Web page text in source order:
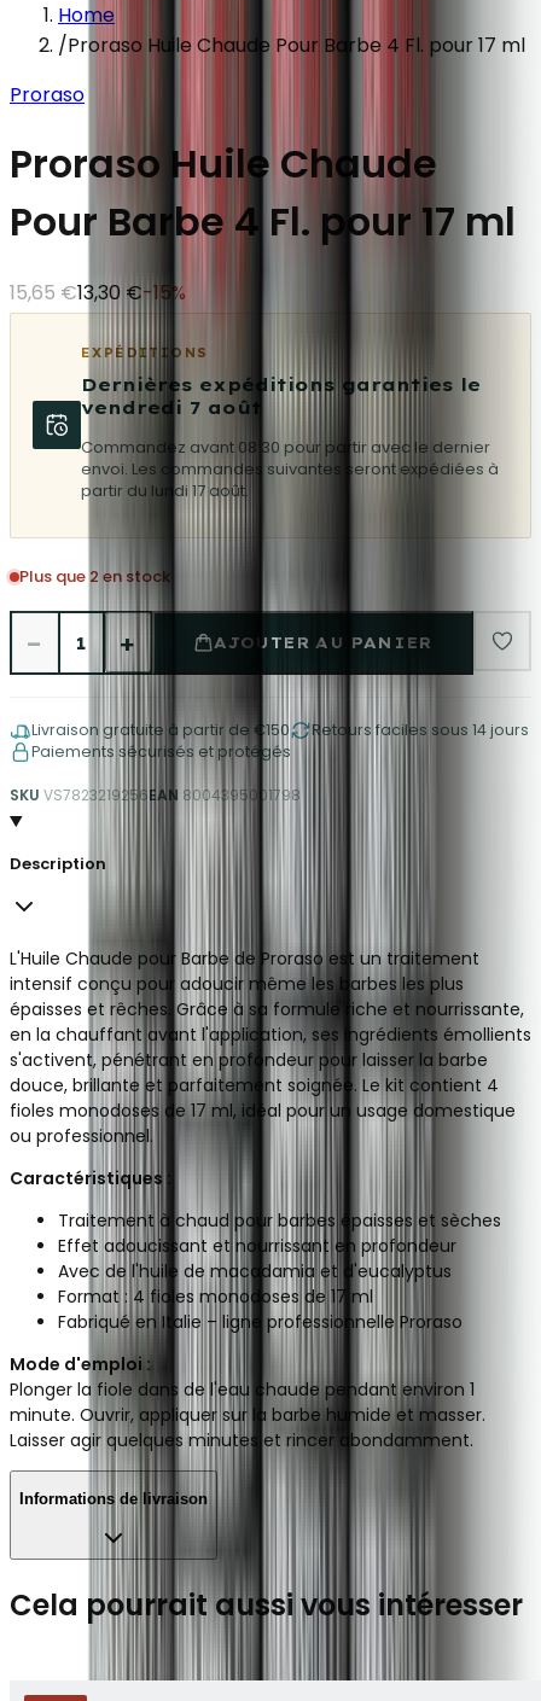
Home
/Proraso Huile Chaude Pour Barbe 4 Fl. pour 17 ml
Proraso
Proraso Huile Chaude
Pour Barbe 4 Fl. pour 17 ml
15,65 €13,30 €-15%
EXPÉDITIONS
Dernières expéditions garanties le
vendredi 7 août
Commandez avant 08:30 pour partir avec le dernier
envoi. Les commandes suivantes seront expédiées à
partir du lundi 17 août.
Plus que 2 en stock
− 1 + AJOUTER AU PANIER
Livraison gratuite à partir de €150
Retours faciles sous 14 jours
Paiements sécurisés et protégés
SKU VS7823219256EAN 8004395001798
Description
L'Huile Chaude pour Barbe de Proraso est un traitement
intensif conçu pour adoucir même les barbes les plus
épaisses et rêches. Grâce à sa formule riche et nourrissante,
en la chauffant avant l'application, ses ingrédients émollients
s'activent, pénétrant en profondeur pour laisser la barbe
douce, brillante et parfaitement soignée. Le kit contient 4
fioles monodoses de 17 ml, idéal pour un usage domestique
ou professionnel.
Caractéristiques :
Traitement à chaud pour barbes épaisses et sèches
Effet adoucissant et nourrissant en profondeur
Avec de l'huile de macadamia et d'eucalyptus
Format : 4 fioles monodoses de 17 ml
Fabriqué en Italie – ligne professionnelle Proraso
Mode d'emploi :
Plonger la fiole dans de l'eau chaude pendant environ 1
minute. Ouvrir, appliquer sur la barbe humide et masser.
Laisser agir quelques minutes et rincer abondamment.
Informations de livraison
Cela pourrait aussi vous intéresser